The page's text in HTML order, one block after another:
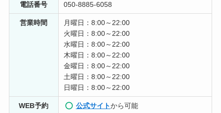
電話番号 050-8885-6058
営業時間
月曜日：8:00～22:00
火曜日：8:00～22:00
水曜日：8:00～22:00
木曜日：8:00～22:00
金曜日：8:00～22:00
土曜日：8:00～22:00
日曜日：8:00～22:00
WEB予約 公式サイトから可能